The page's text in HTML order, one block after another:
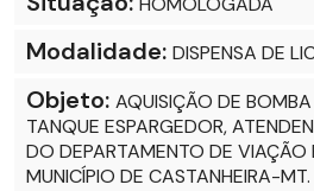
Modalidade: DISPENSA DE
Objeto: AQUISIÇÃO DE
TANQUE ESPARGEDOR,
DO DEPARTAMENTO DE VIAÇÃO
MUNICÍPIO DE CASTANHEIRA-MT.